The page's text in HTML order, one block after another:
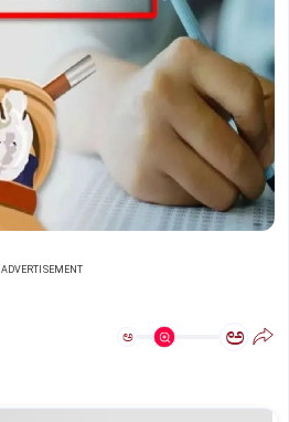
ADVERTISEMENT
ಅ ಅ